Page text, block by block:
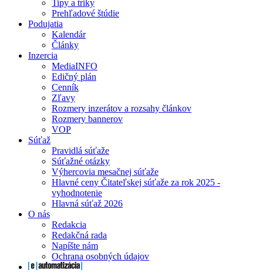
Tipy a triky
Prehľadové štúdie
Podujatia
Kalendár
Články
Inzercia
MediaINFO
Edičný plán
Cenník
Zľavy
Rozmery inzerátov a rozsahy článkov
Rozmery bannerov
VOP
Súťaž
Pravidlá súťaže
Súťažné otázky
Výhercovia mesačnej súťaže
Hlavné ceny Čitateľskej súťaže za rok 2025 -
vyhodnotenie
Hlavná súťaž 2026
O nás
Redakcia
Redakčná rada
Napíšte nám
Ochrana osobných údajov